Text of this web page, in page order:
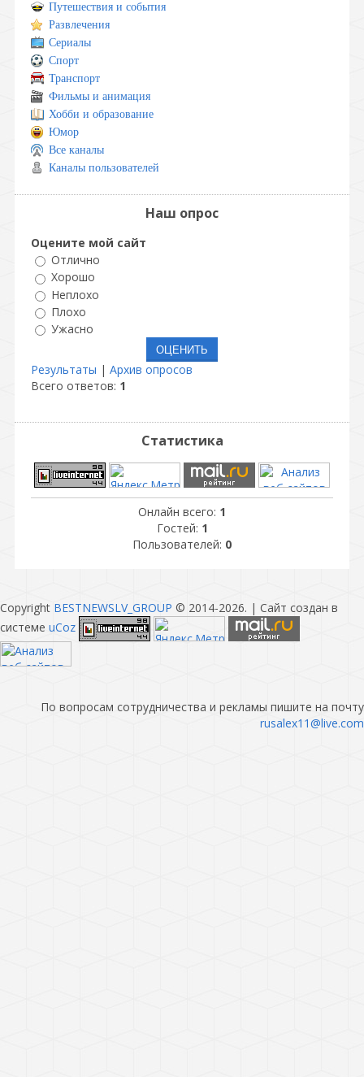
Путешествия и события
Развлечения
Сериалы
Спорт
Транспорт
Фильмы и анимация
Хобби и образование
Юмор
Все каналы
Каналы пользователей
Наш опрос
Оцените мой сайт
Отлично
Хорошо
Неплохо
Плохо
Ужасно
Результаты | Архив опросов
Всего ответов: 1
Статистика
Онлайн всего: 1
Гостей: 1
Пользователей: 0
Copyright BESTNEWSLV_GROUP © 2014-2026. | Сайт создан в
системе uCoz
По вопросам сотрудничества и рекламы пишите на почту
rusalex11@live.com